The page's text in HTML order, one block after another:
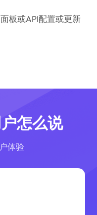
板或API配置或更新
怎么说
体验